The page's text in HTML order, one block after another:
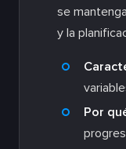
se
y la
Por